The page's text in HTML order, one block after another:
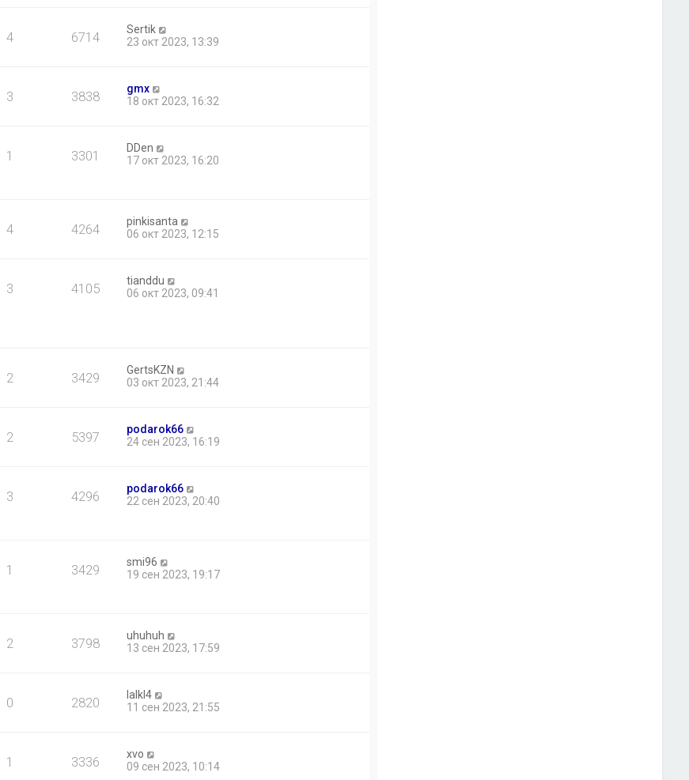
4 6714
Sertik
23 окт 2023, 13:39
3 3838
gmx
18 окт 2023, 16:32
1 3301
DDen
17 окт 2023, 16:20
4 4264
pinkisanta
06 окт 2023, 12:15
3 4105
tianddu
06 окт 2023, 09:41
2 3429
GertsKZN
03 окт 2023, 21:44
2 5397
podarok66
24 сен 2023, 16:19
3 4296
podarok66
22 сен 2023, 20:40
1 3429
smi96
19 сен 2023, 19:17
2 3798
uhuhuh
13 сен 2023, 17:59
0 2820
lalkl4
11 сен 2023, 21:55
1 3336
xvo
09 сен 2023, 10:14